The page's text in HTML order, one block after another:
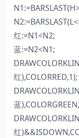
红:=N1<N2;
蓝:=N2<N1;
红),COLORRED,1);
蓝
红